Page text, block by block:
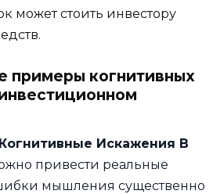
может стоить инвестору
примеры когнитивных
Когнитивные Искажения В
привести реальные
мышления существенно